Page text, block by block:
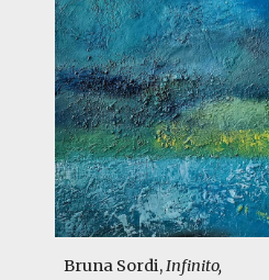
Bruna Sordi,Infinito,